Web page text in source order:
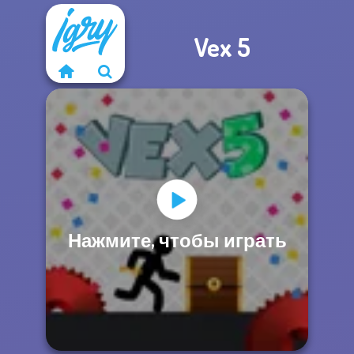
Vex 5
Нажмите, чтобы играть